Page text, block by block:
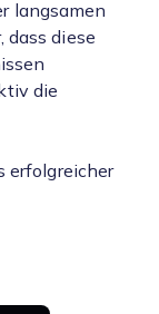
langsamen
dass diese
die
erfolgreicher